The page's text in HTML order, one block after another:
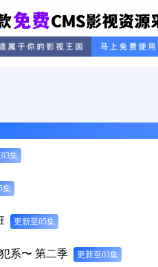
集
集
更新至05集
系〜 第二季 更新至03集